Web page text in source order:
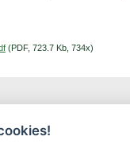
(PDF, 723.7 Kb, 734x)
Priemyselná 4, 821 08 Bratislava